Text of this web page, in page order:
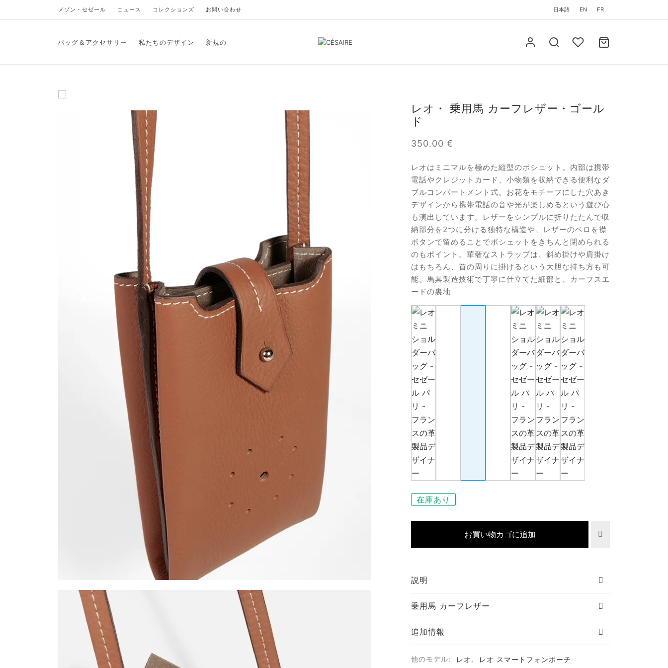
メゾン・セゼール ニュース コレクションズ お問い合わせ 日本語 EN FR
バッグ＆アクセサリー 私たちのデザイン 新規の
レオ・ 乗用馬 カーフレザー・ゴール
ド
350.00 €
レオはミニマルを極めた縦型のポシェット。内部は携帯
電話やクレジットカード、小物類を収納できる便利なダ
ブルコンパートメント式。お花をモチーフにした穴あき
デザインから携帯電話の音や光が楽しめるという遊び心
も演出しています。レザーをシンプルに折りたたんで収
納部分を2つに分ける独特な構造や、レザーのベロを襟
ボタンで留めることでポシェットをきちんと閉められる
のもポイント。華奢なストラップは、斜め掛けや肩掛け
はもちろん、首の周りに掛けるという大胆な持ち方も可
能。馬具製造技術で丁寧に仕立てた細部と、カーフスエ
ードの裏地
在庫あり
お買い物カゴに追加
説明
乗用馬 カーフレザー
追加情報
他のモデル: レオ, レオ スマートフォンポーチ